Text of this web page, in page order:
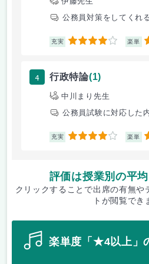
公務員対策をしてくれ
充実 4 楽単 4
4 行政特論(1)
中川まり先生
公務員試験に対応した
充実 4 楽単 4
評価は授業別の平均
クリックすることで出席の有無や
トが閲覧でき
楽単度「★4以上」